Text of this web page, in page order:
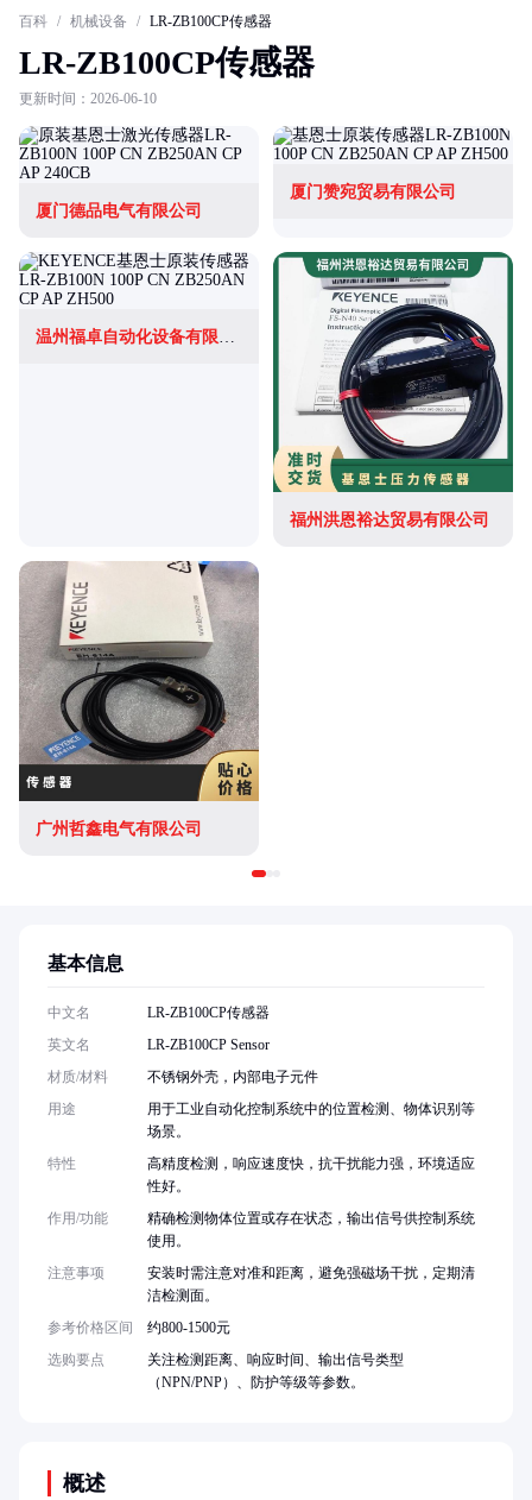
百科 / 机械设备 / LR-ZB100CP传感器
LR-ZB100CP传感器
更新时间：2026-06-10
厦门德品电气有限公司
厦门赞宛贸易有限公司
温州福卓自动化设备有限公司
福州洪恩裕达贸易有限公司
广州哲鑫电气有限公司
概述
基本信息
中文名
LR-ZB100CP传感器
英文名
LR-ZB100CP Sensor
材质/材料
不锈钢外壳，内部电子元件
用途
用于工业自动化控制系统中的位置检测、物体识别等
场景。
特性
高精度检测，响应速度快，抗干扰能力强，环境适应
性好。
作用/功能
精确检测物体位置或存在状态，输出信号供控制系统
使用。
注意事项
安装时需注意对准和距离，避免强磁场干扰，定期清
洁检测面。
参考价格区间
约800-1500元
选购要点
关注检测距离、响应时间、输出信号类型
（NPN/PNP）、防护等级等参数。